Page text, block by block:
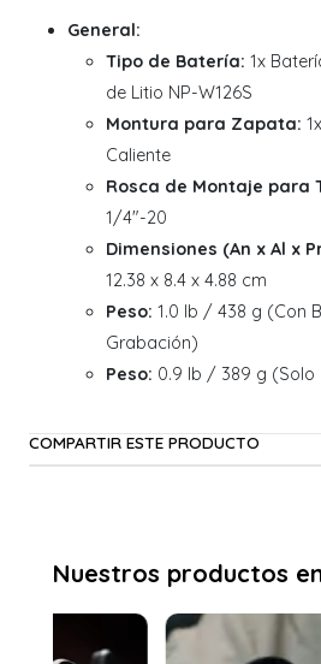
General:
Tipo de Batería: 1x
de Litio NP-W126S
Montura para Zapata:
Caliente
Rosca de Montaje para
1/4"-20
Dimensiones (An x Al x
12.38 x 8.4 x 4.88 cm
Peso: 1.0 lb / 438 g (Con
Grabación)
Peso: 0.9 lb / 389 g (Solo
COMPARTIR ESTE PRODUCTO